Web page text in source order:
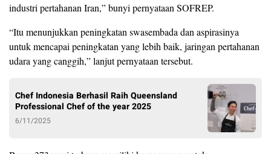
industri pertahanan Iran,” bunyi pernyataan SOFREP.
“Itu menunjukkan peningkatan swasembada dan aspirasinya
untuk mencapai peningkatan yang lebih baik, jaringan pertahanan
udara yang canggih,” lanjut pernyataan tersebut.
Chef Indonesia Berhasil Raih Queensland
Professional Chef of the year 2025
6/11/2025